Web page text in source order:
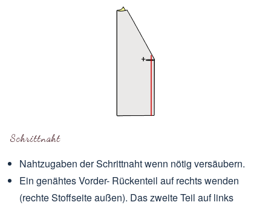
Schrittnaht
Nahtzugaben der Schrittnaht wenn nötig versäubern.
Ein genähtes Vorder- Rückenteil auf rechts wenden
(rechte Stoffseite außen). Das zweite Teil auf links